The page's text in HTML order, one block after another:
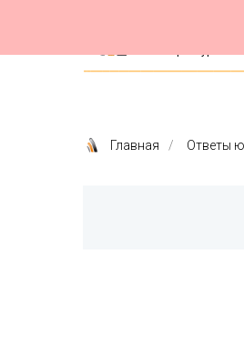
ФПК
Главная / Ответы